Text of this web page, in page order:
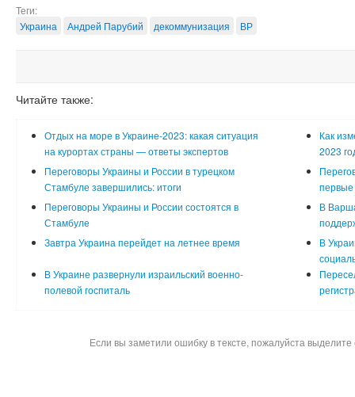
Теги:
Украина
Андрей Парубий декоммунизация ВР
Читайте также:
Отдых на море в Украине-2023: какая ситуация
на курортах страны — ответы экспертов
Как
2023
Переговоры Украины и России в турецком
Стамбуле завершились: итоги
первые
Переговоры Украины и России состоятся в
Стамбуле
В
Завтра Украина перейдет на летнее время
В
В Украине развернули израильский военно-
полевой госпиталь
Если вы заметили ошибку в тексте, пожалуйста